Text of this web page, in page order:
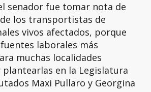
senador fue tomar nota de
los transportistas de
vivos afectados, porque
laborales más
muchas localidades
plantearlas en la Legislatura
Maxi Pullaro y Georgina